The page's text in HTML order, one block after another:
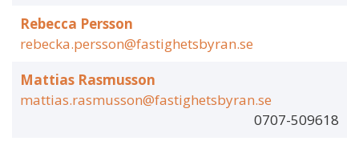
Rebecca Persson
rebecka.persson@fastighetsbyran.se
Mattias Rasmusson
mattias.rasmusson@fastighetsbyran.se
0707-509618